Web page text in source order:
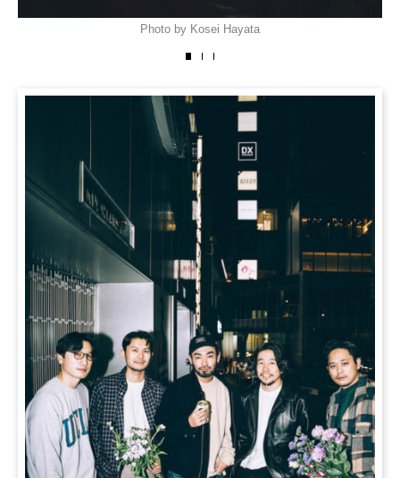
Photo by Kosei Hayata